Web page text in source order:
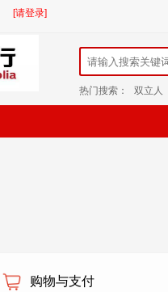
[请登录]
热门搜索： 双立人
购物与支付